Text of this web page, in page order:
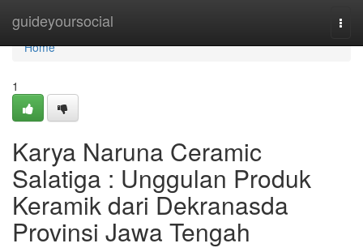
guideyoursocial
Home
Home
1
Karya Naruna Ceramic
Salatiga : Unggulan Produk
Keramik dari Dekranasda
Provinsi Jawa Tengah